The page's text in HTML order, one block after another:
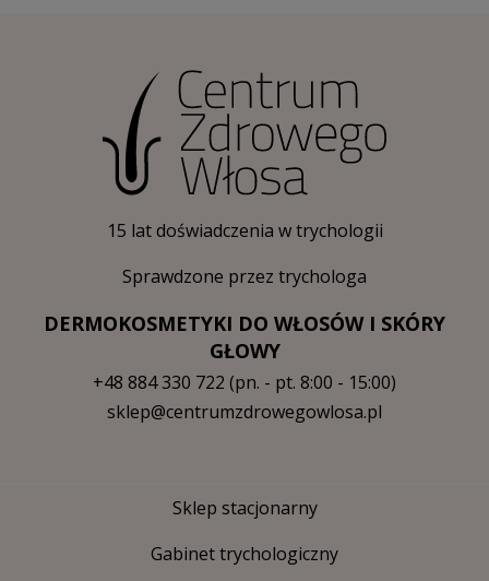
15 lat doświadczenia w trychologii
Sprawdzone przez trychologa
DERMOKOSMETYKI DO WŁOSÓW I SKÓRY
GŁOWY
+48 884 330 722 (pn. - pt. 8:00 - 15:00)
sklep@centrumzdrowegowlosa.pl
Sklep stacjonarny
Gabinet trychologiczny